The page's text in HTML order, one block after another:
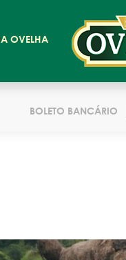
OVELHA
BOLETO BANCÁRIO